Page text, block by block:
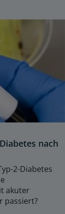
nach
2-Diabetes
akuter
passiert?